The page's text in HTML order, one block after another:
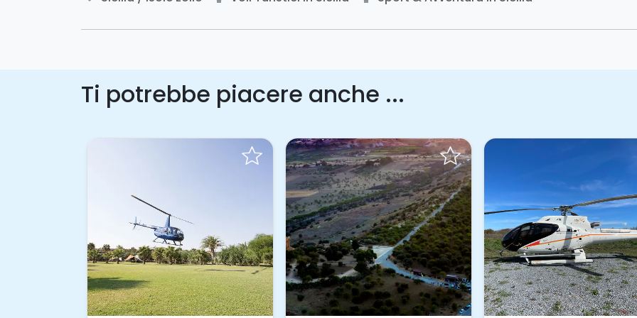
Ti potrebbe piacere anche ...